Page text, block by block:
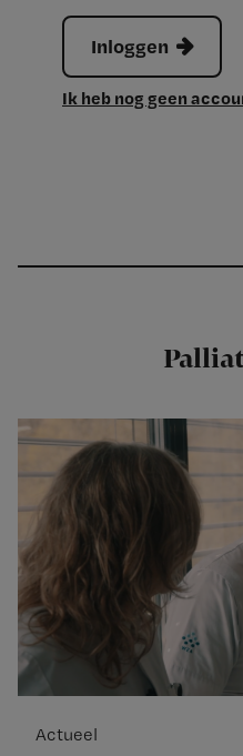
Inloggen
Ik heb nog geen
Actueel